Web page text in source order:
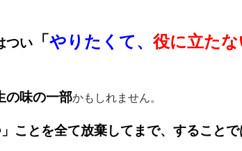
つい 「 やりたくて、 役に立たな
の味の一部かもしれません。
」ことを全て放棄してまで、することで